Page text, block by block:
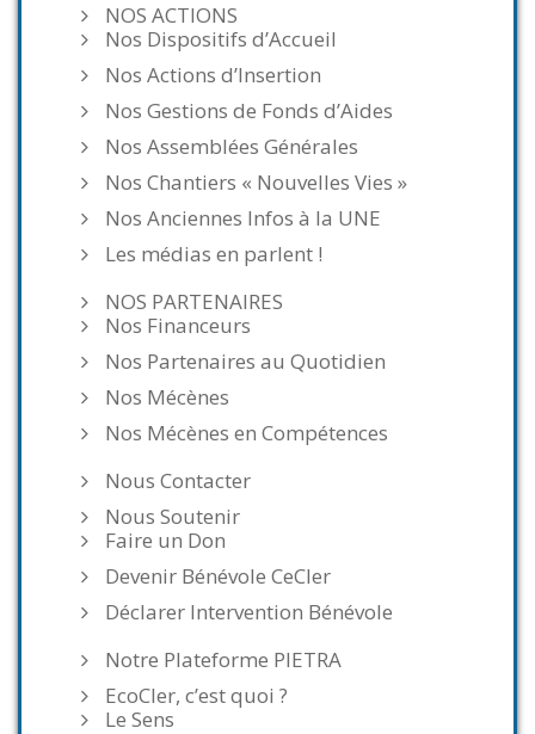
NOS ACTIONS
Nos Dispositifs d’Accueil
Nos Actions d’Insertion
Nos Gestions de Fonds d’Aides
Nos Assemblées Générales
Nos Chantiers « Nouvelles Vies »
Nos Anciennes Infos à la UNE
Les médias en parlent !
NOS PARTENAIRES
Nos Financeurs
Nos Partenaires au Quotidien
Nos Mécènes
Nos Mécènes en Compétences
Nous Contacter
Nous Soutenir
Faire un Don
Devenir Bénévole CeCler
Déclarer Intervention Bénévole
Notre Plateforme PIETRA
EcoCler, c’est quoi ?
Le Sens